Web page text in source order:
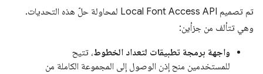
تم تصميم Local Font Access API لمحاولة حلّ هذه التحديات.
وهي تتألف من جزأين:
واجهة برمجة تطبيقات لتعداد الخطوط، تتيح
للمستخدمين منح إذن الوصول إلى المجموعة الكاملة من